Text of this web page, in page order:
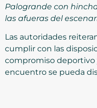
Palogrande con
las afueras del
Las autoridades
cumplir con las
compromiso deportivo
encuentro se pueda